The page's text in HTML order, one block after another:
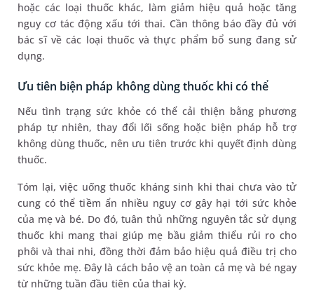
hoặc các loại thuốc khác, làm giảm hiệu quả hoặc tăng
nguy cơ tác động xấu tới thai. Cần thông báo đầy đủ với
bác sĩ về các loại thuốc và thực phẩm bổ sung đang sử
dụng.
Ưu tiên biện pháp không dùng thuốc khi có thể
Nếu tình trạng sức khỏe có thể cải thiện bằng phương
pháp tự nhiên, thay đổi lối sống hoặc biện pháp hỗ trợ
không dùng thuốc, nên ưu tiên trước khi quyết định dùng
thuốc.
Tóm lại, việc uống thuốc kháng sinh khi thai chưa vào tử
cung có thể tiềm ẩn nhiều nguy cơ gây hại tới sức khỏe
của mẹ và bé. Do đó, tuân thủ những nguyên tắc sử dụng
thuốc khi mang thai giúp mẹ bầu giảm thiểu rủi ro cho
phôi và thai nhi, đồng thời đảm bảo hiệu quả điều trị cho
sức khỏe mẹ. Đây là cách bảo vệ an toàn cả mẹ và bé ngay
từ những tuần đầu tiên của thai kỳ.